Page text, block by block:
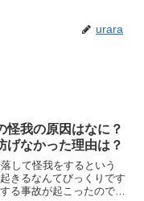
urara
怪我の原因はなに？
げなかった理由は？
して怪我をするという
きるなんてびっくりです
る事故が起こったのでし